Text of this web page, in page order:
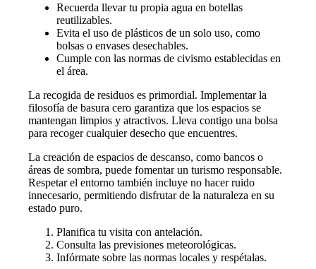
Recuerda llevar tu propia agua en botellas
reutilizables.
Evita el uso de plásticos de un solo uso, como
bolsas o envases desechables.
Cumple con las normas de civismo establecidas en
el área.
La recogida de residuos es primordial. Implementar la
filosofía de basura cero garantiza que los espacios se
mantengan limpios y atractivos. Lleva contigo una bolsa
para recoger cualquier desecho que encuentres.
La creación de espacios de descanso, como bancos o
áreas de sombra, puede fomentar un turismo responsable.
Respetar el entorno también incluye no hacer ruido
innecesario, permitiendo disfrutar de la naturaleza en su
estado puro.
Planifica tu visita con antelación.
Consulta las previsiones meteorológicas.
Infórmate sobre las normas locales y respétalas.